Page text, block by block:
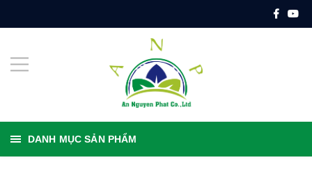
DANH MỤC SẢN PHẨM